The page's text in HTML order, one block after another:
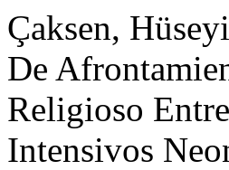
Çaksen,
De
Religioso
Intensivos